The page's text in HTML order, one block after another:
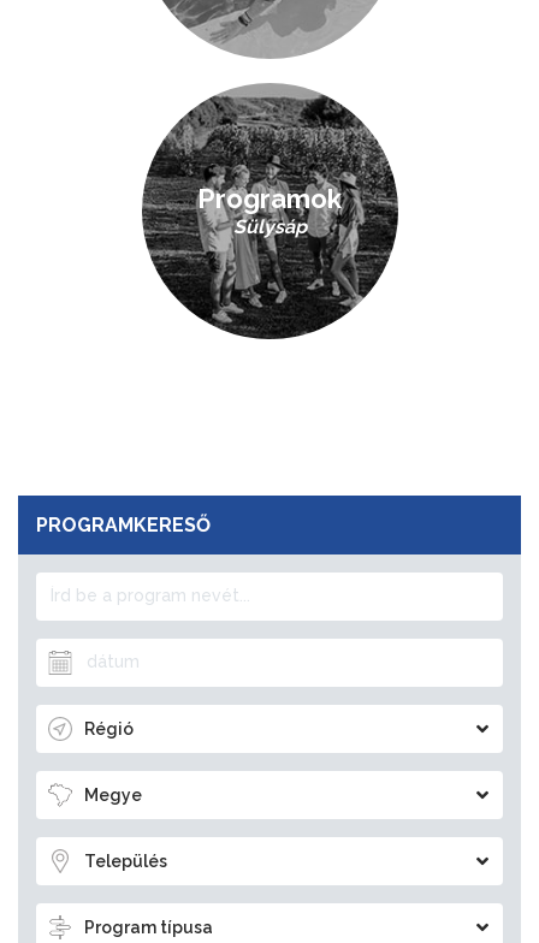
Programok
Sülysáp
PROGRAMKERESŐ
Régió
Megye
Település
Program típusa